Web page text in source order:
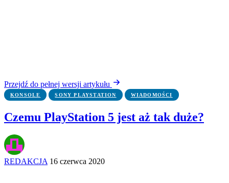
Przejdź do pełnej wersji artykułu
KONSOLE SONY PLAYSTATION WIADOMOŚCI
Czemu PlayStation 5 jest aż tak duże?
REDAKCJA 16 czerwca 2020